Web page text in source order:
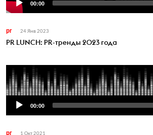
Player
00:00
pr 24 Янв 2023
PR LUNCH: PR-тренды 2023 года
Audio
Player
00:00
pr